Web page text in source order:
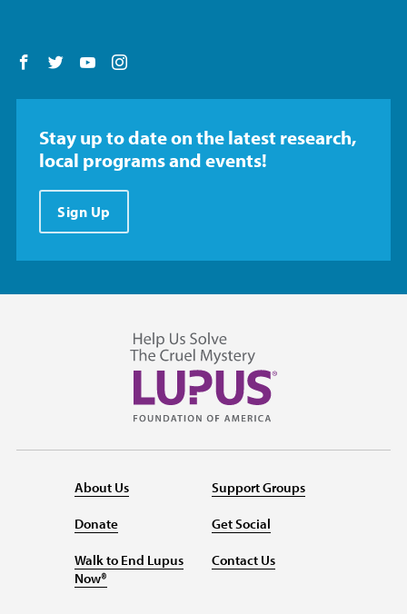
Follow us on Facebook
Follow us on Twitter
Follow us on YouTube
Stay up to date on the latest research,
local programs and events!
Sign Up
About Us
Donate
Walk to End Lupus
Now®
Support Groups
Get Social
Contact Us